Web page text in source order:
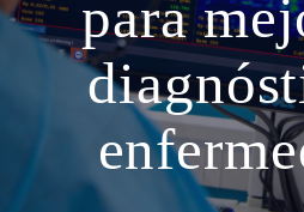
para